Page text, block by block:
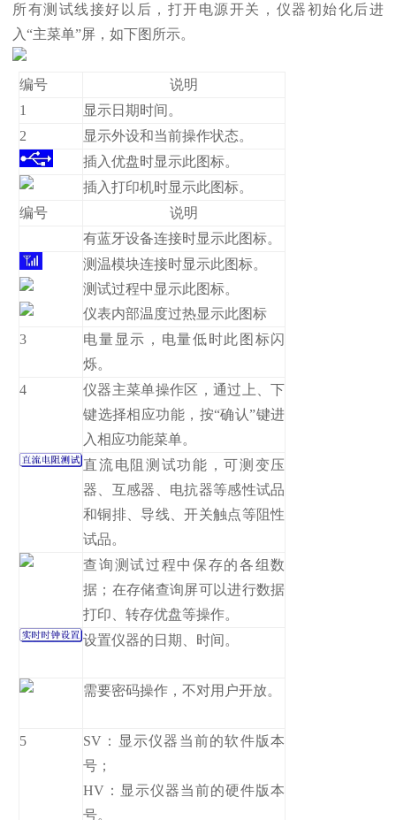
所有测试线接好以后，打开电源开关，仪器初始化后进
入“主菜单”屏，如下图所示。
编号
说明
1
显示日期时间。
2
显示外设和当前操作状态。
插入优盘时显示此图标。
插入打印机时显示此图标。
编号
说明
有蓝牙设备连接时显示此图标。
测温模块连接时显示此图标。
测试过程中显示此图标。
仪表内部温度过热显示此图标
3
电量显示，电量低时此图标闪
烁。
4
仪器主菜单操作区，通过上、下
键选择相应功能，按“确认”键进
入相应功能菜单。
直流电阻测试功能，可测变压
器、互感器、电抗器等感性试品
和铜排、导线、开关触点等阻性
试品。
查询测试过程中保存的各组数
据；在存储查询屏可以进行数据
打印、转存优盘等操作。
设置仪器的日期、时间。
需要密码操作，不对用户开放。
5
SV：显示仪器当前的软件版本
号；
HV：显示仪器当前的硬件版本
号。